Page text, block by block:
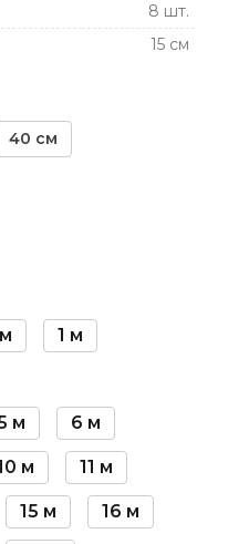
8 шт.
15 см
40 см
1 м
м 6 м
м 11 м
15 м 16 м